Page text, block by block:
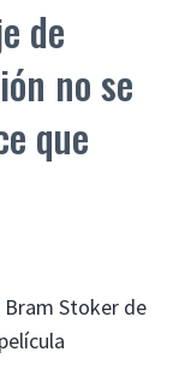
de
no se
que
Bram Stoker de